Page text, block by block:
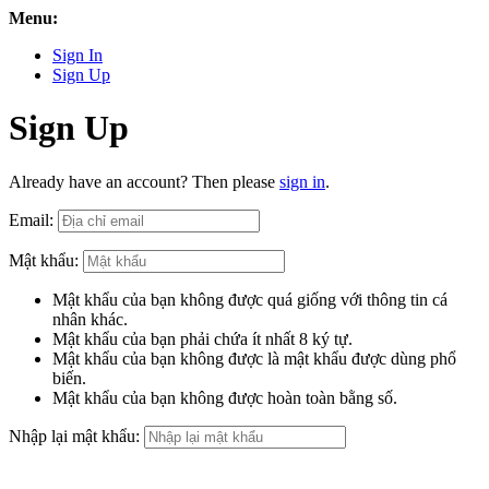
Menu:
Sign In
Sign Up
Sign Up
Already have an account? Then please sign in.
Email:
Mật khẩu:
Mật khẩu của bạn không được quá giống với thông tin cá
nhân khác.
Mật khẩu của bạn phải chứa ít nhất 8 ký tự.
Mật khẩu của bạn không được là mật khẩu được dùng phổ
biến.
Mật khẩu của bạn không được hoàn toàn bằng số.
Nhập lại mật khẩu: